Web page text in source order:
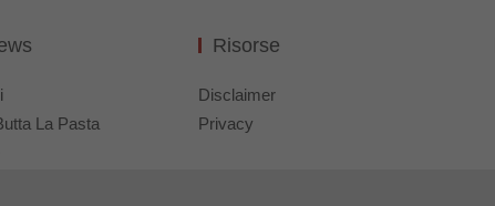
La Pasta
Risorse
Disclaimer
Privacy